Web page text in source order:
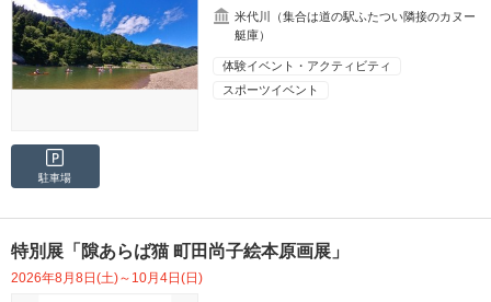
米代川（集合は道の駅ふたつい隣接のカヌー
艇庫）
体験イベント・アクティビティ
スポーツイベント
駐車場
特別展「隙あらば猫 町田尚子絵本原画展」
2026年8月8日(土)～10月4日(日)